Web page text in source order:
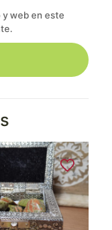
y web en este